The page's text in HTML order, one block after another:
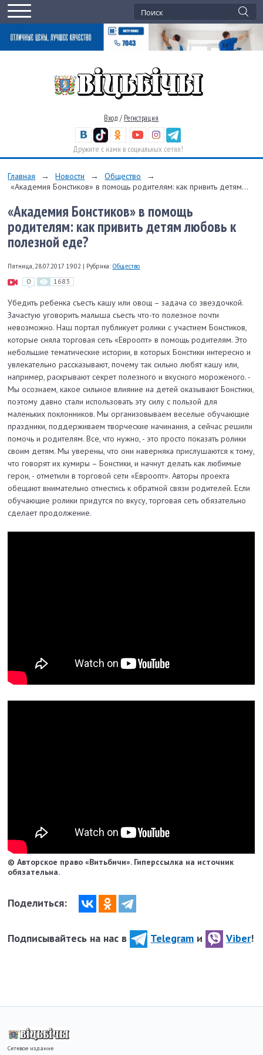
Вход / Регистрация
Дружите с нами в социальных сетях!
Главная → Новости → Общество
→
«Академия Бонстиков» в помощь родителям: как привить детям...
«Академия Бонстиков» в помощь
родителям: как привить детям любовь к
полезной еде?
Пятница, 28.07.2017 19:02 | Рубрика: Общество
0 1683
Убедить ребенка съесть кашу или овощ – задача со звездочкой.
Зачастую уговорить малыша съесть что-то полезное почти
невозможно. Наш портал публикует ролики с участием Бонстиков,
которые сняла торговая сеть «Евроопт» в помощь родителям. Это
небольшие тематические истории, в которых Бонстики интересно и
увлекательно рассказывают, почему так сильно любят кашу или,
например, раскрывают секрет полезного и вкусного мороженого. -
Мы осознаем, какое сильное влияние на детей оказывают Бонстики,
поэтому давно стали использовать эту силу с пользой для
маленьких поклонников. Мы организовываем веселые обучающие
праздники, поддерживаем творческие начинания, а сейчас решили
помочь и родителям. Все, что нужно, - это просто показать ролики
своим детям. Мы уверены, что они наверняка прислушаются к тому,
что говорят их кумиры – Бонстики, и начнут делать как любимые
герои, - отметили в торговой сети «Евроопт». Авторы проекта
обещают внимательно отнестись к обратной связи родителей. Если
обучающие ролики придутся по вкусу, торговая сеть обязательно
сделает продолжение.
© Авторское право «Витьбичи». Гиперссылка на источник
обязательна.
Поделиться:
Подписывайтесь на нас в Telegram и Viber!
Сетевое издание